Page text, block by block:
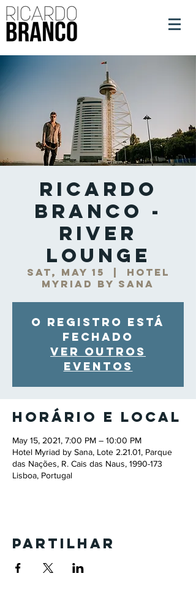
Ricardo
Branco -
River
Lounge
Sat, May 15
Hotel
Myriad by Sana
O registro está
fechado
Ver outros
eventos
Horário e local
May 15, 2021, 7:00 PM – 10:00 PM
Hotel Myriad by Sana, Lote 2.21.01, Parque
das Nações, R. Cais das Naus, 1990-173
Lisboa, Portugal
Partilhar